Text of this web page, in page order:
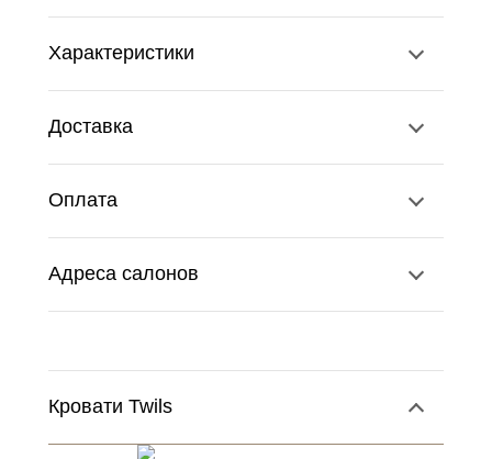
Характеристики
Доставка
Оплата
Адреса салонов
Кровати Twils